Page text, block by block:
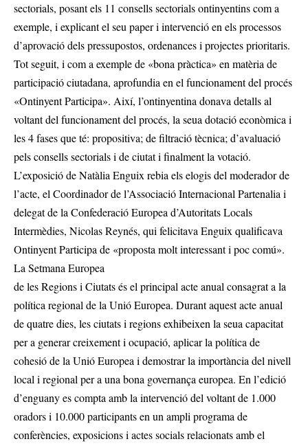
sectorials, posant els 11 consells sectorials ontinyentins com a
exemple, i explicant el seu paper i intervenció en els processos
d’aprovació dels pressupostos, ordenances i projectes prioritaris.
Tot seguit, i com a exemple de «bona pràctica» en matèria de
participació ciutadana, aprofundia en el funcionament del procés
«Ontinyent Participa». Així, l’ontinyentina donava detalls al
voltant del funcionament del procés, la seua dotació econòmica i
les 4 fases que té: propositiva; de filtració tècnica; d’avaluació
pels consells sectorials i de ciutat i finalment la votació.
L’exposició de Natàlia Enguix rebia els elogis del moderador de
l’acte, el Coordinador de l’Associació Internacional Partenalia i
delegat de la Confederació Europea d’Autoritats Locals
Intermèdies, Nicolas Reynés, qui felicitava Enguix qualificava
Ontinyent Participa de «proposta molt interessant i poc comú».
La Setmana Europea
de les Regions i Ciutats és el principal acte anual consagrat a la
política regional de la Unió Europea. Durant aquest acte anual
de quatre dies, les ciutats i regions exhibeixen la seua capacitat
per a generar creixement i ocupació, aplicar la política de
cohesió de la Unió Europea i demostrar la importància del nivell
local i regional per a una bona governança europea. En l’edició
d’enguany es compta amb la intervenció del voltant de 1.000
oradors i 10.000 participants en un ampli programa de
conferències, exposicions i actes socials relacionats amb el